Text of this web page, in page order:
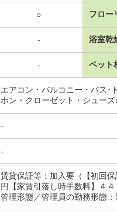
○ フロー
- 浴室乾
- ペット
エアコン・バルコニー・バス･
ホン・クローゼット・シュー
-
-
賃貸保証等：加入要（【初回
円【家賃引落し時手数料】４
管理形態／管理員の勤務形態